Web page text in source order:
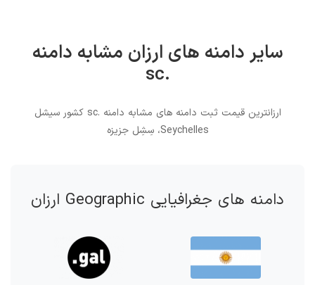
سایر دامنه های ارزان مشابه دامنه
.sc
ارزانترین قیمت ثبت دامنه های مشابه دامنه .sc کشور سیشل
Seychelles، سِشِل جزیزه
دامنه های جغرافیایی Geographic ارزان